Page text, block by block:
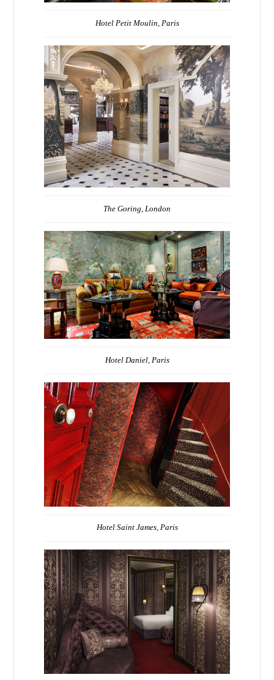
Hotel Petit Moulin, Paris
The Goring, London
Hotel Daniel, Paris
Hotel Saint James, Paris